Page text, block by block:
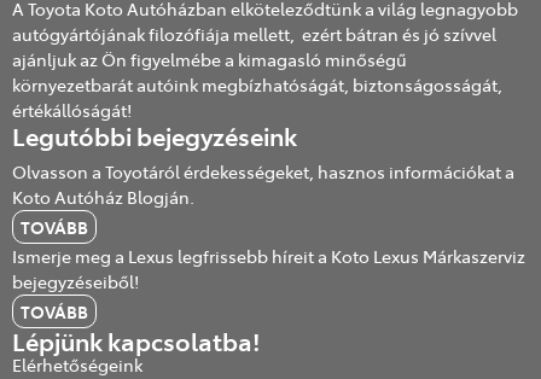
A Toyota Koto Autóházban elköteleződtünk a világ legnagyobb
autógyártójának filozófiája mellett, ezért bátran és jó szívvel
ajánljuk az Ön figyelmébe a kimagasló minőségű
környezetbarát autóink megbízhatóságát, biztonságosságát,
értékállóságát!
Legutóbbi bejegyzéseink
Olvasson a Toyotáról érdekességeket, hasznos információkat a
Koto Autóház Blogján.
TOVÁBB
Ismerje meg a Lexus legfrissebb híreit a Koto Lexus Márkaszerviz
bejegyzéseiből!
TOVÁBB
Lépjünk kapcsolatba!
Elérhetőségeink